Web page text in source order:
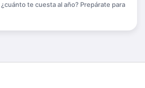
te cuesta al año? Prepárate para